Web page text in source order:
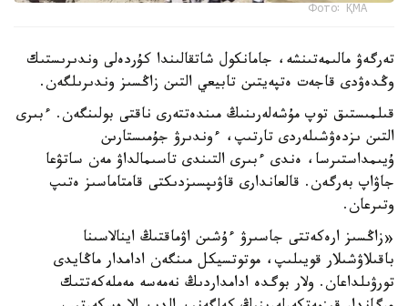
Фото: ҚМА
تەرگەۋ مالىمەتىنشە، جامانكول شاتقالىندا كۇردەلى وندىرىستىك
وڭدەۋدى قاجەت ەتپەيتىن تابيعي التىن زاڭسىز وندىرىلگەن.
قىلمىستىق توپ مۇشەلەرىنىڭ مىندەتتەرى ناقتى بولىنگەن. ءبىرى
التىن ىزدەۋشىلەردى تارتىپ، ءوندىرۋ جۇمىستارىن
ۇيىمداستىرسا، ەندى ءبىرى التىندى تاسىمالداۋ مەن ساتۋعا
جاۋاپ بەرگەن. قالعاندارى قاۋىپسىزدىكتى قامتاماسىز ەتىپ
وتىرعان.
«زاڭسىز ارەكەتتى جاسىرۋ ءۇشىن اۋماقتىڭ اينالاسىنا
باقىلاۋشىلار قويىلىپ، موتوتسيكل مىنگەن ادامدار ماڭايدى
تورۋىلداعان. ولار بوگدە ادامداردىڭ نەمەسە مەملەكەتتىك